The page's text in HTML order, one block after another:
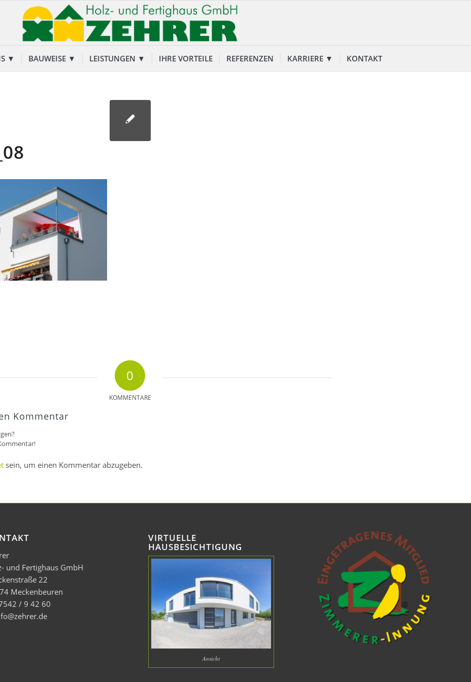
▼ BAUWEISE ▼ LEISTUNGEN ▼ IHRE VORTEILE REFERENZEN KARRIERE ▼ KONTAKT
0
KOMMENTARE
Kommentar
sein, um einen Kommentar abzugeben.
und Fertighaus GmbH
22
Meckenbeuren
/ 9 42 60
VIRTUELLE
HAUSBESICHTIGUNG
Ansicht